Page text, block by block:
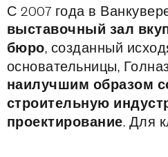
С 2007 года в
выставочный зал
бюро, созданный
основательницы,
наилучшим образом
строительную
проектирование. Для